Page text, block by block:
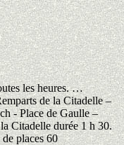
les heures. …
de la Citadelle –
- Place de Gaulle –
Citadelle durée 1 h 30.
places 60